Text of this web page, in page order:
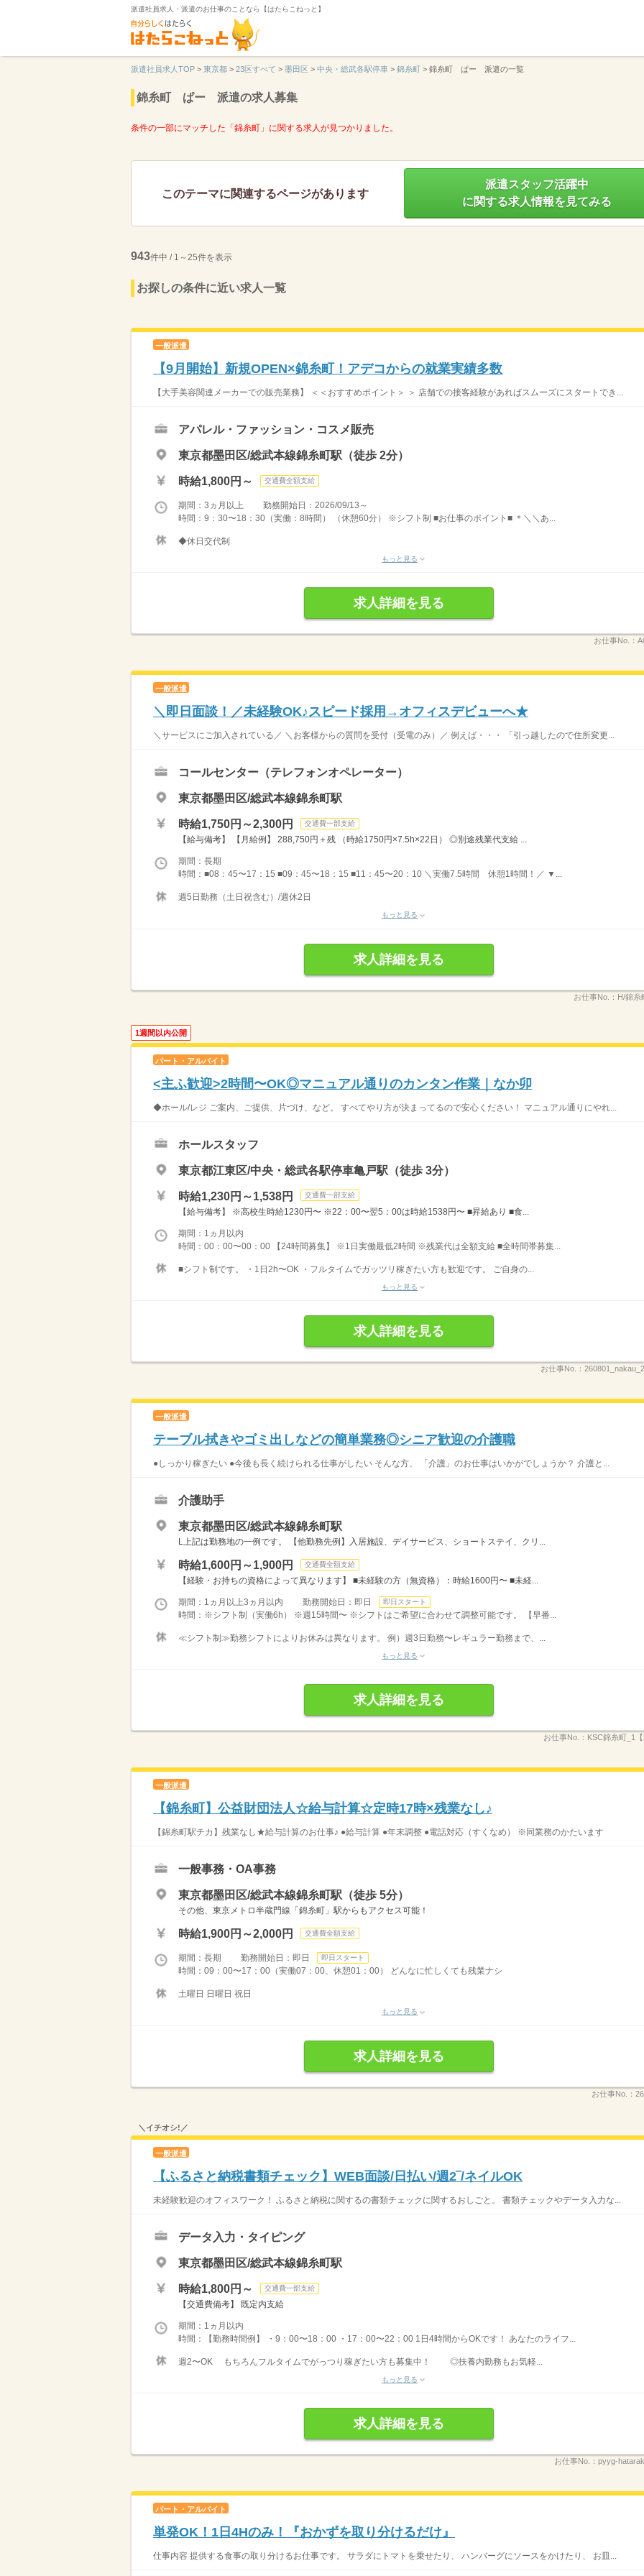
派遣社員求人・派遣のお仕事のことなら【はたらこねっと】
派遣社員求人TOP > 東京都 > 23区すべて > 墨田区 > 中央・総武各駅停車 > 錦糸町 > 錦糸町 ぱー 派遣の一覧
錦糸町 ぱー 派遣の求人募集
条件の一部にマッチした「錦糸町」に関する求人が見つかりました。
このテーマに関連するページがあります
派遣スタッフ活躍中
に関する求人情報を見てみる
943件中 / 1～25件を表示
お探しの条件に近い求人一覧
一般派遣
【9月開始】新規OPEN×錦糸町！アデコからの就業実績多数
【大手美容関連メーカーでの販売業務】 ＜＜おすすめポイント＞ ＞ 店舗での接客経験があればスムーズにスタートでき...
アパレル・ファッション・コスメ販売
東京都墨田区/総武本線錦糸町駅（徒歩 2分）
時給1,800円～ 交通費全額支給
期間：3ヵ月以上 勤務開始日：2026/09/13～
時間：9：30〜18：30（実働：8時間） （休憩60分） ※シフト制 ■お仕事のポイント■ ＊＼＼あ...
◆休日交代制
もっと見る
求人詳細を見る
お仕事No.：
一般派遣
＼即日面談！／未経験OK♪スピード採用→オフィスデビューへ★
＼サービスにご加入されている／ ＼お客様からの質問を受付（受電のみ）／ 例えば・・・ 「引っ越したので住所変更...
コールセンター（テレフォンオペレーター）
東京都墨田区/総武本線錦糸町駅
時給1,750円～2,300円 交通費一部支給
【給与備考】 【月給例】 288,750円＋残 （時給1750円×7.5h×22日） ◎別途残業代支給 ...
期間：長期
時間：■08：45〜17：15 ■09：45〜18：15 ■11：45〜20：10 ＼実働7.5時間 休憩1時間！／ ▼...
週5日勤務（土日祝含む）/週休2日
もっと見る
求人詳細を見る
お仕事No.： H/錦糸
1週間以内公開
パート・アルバイト
<主ふ歓迎>2時間〜OK◎マニュアル通りのカンタン作業｜なか卯
◆ホール/レジ ご案内、ご提供、片づけ、など。 すべてやり方が決まってるので安心ください！ マニュアル通りにやれ...
ホールスタッフ
東京都江東区/中央・総武各駅停車亀戸駅（徒歩 3分）
時給1,230円～1,538円 交通費一部支給
【給与備考】 ※高校生時給1230円〜 ※22：00〜翌5：00は時給1538円〜 ■昇給あり ■食...
期間：1ヵ月以内
時間：00：00〜00：00 【24時間募集】 ※1日実働最低2時間 ※残業代は全額支給 ■全時間帯募集...
■シフト制です。 ・1日2h〜OK ・フルタイムでガッツリ稼ぎたい方も歓迎です。 ご自身の...
もっと見る
求人詳細を見る
お仕事No.：
一般派遣
テーブル拭きやゴミ出しなどの簡単業務◎シニア歓迎の介護職
●しっかり稼ぎたい ●今後も長く続けられる仕事がしたい そんな方、 「介護」のお仕事はいかがでしょうか？ 介護と...
介護助手
東京都墨田区/総武本線錦糸町駅
L上記は勤務地の一例です。 【他勤務先例】入居施設、デイサービス、ショートステイ、クリ...
時給1,600円～1,900円 交通費全額支給
【経験・お持ちの資格によって異なります】 ■未経験の方（無資格）：時給1600円〜 ■未経...
期間：1ヵ月以上3ヵ月以内 勤務開始日：即日 即日スタート
時間：※シフト制（実働6h） ※週15時間〜 ※シフトはご希望に合わせて調整可能です。 【早番...
≪シフト制≫勤務シフトによりお休みは異なります。 例）週3日勤務〜レギュラー勤務まで、...
もっと見る
求人詳細を見る
お仕事No.： KSC錦糸町_1【
一般派遣
【錦糸町】公益財団法人☆給与計算☆定時17時×残業なし♪
【錦糸町駅チカ】残業なし★給与計算のお仕事♪ ●給与計算 ●年末調整 ●電話対応（すくなめ） ※同業務のかたいます
一般事務・OA事務
東京都墨田区/総武本線錦糸町駅（徒歩 5分）
その他、東京メトロ半蔵門線「錦糸町」駅からもアクセス可能！
時給1,900円～2,000円 交通費全額支給
期間：長期 勤務開始日：即日 即日スタート
時間：09：00〜17：00（実働07：00、休憩01：00） どんなに忙しくても残業ナシ
土曜日 日曜日 祝日
もっと見る
求人詳細を見る
お仕事No.：
＼イチオシ!／
一般派遣
【ふるさと納税書類チェック】WEB面談/日払い/週2‾/ネイルOK
未経験歓迎のオフィスワーク！ ふるさと納税に関するの書類チェックに関するおしごと。 書類チェックやデータ入力な...
データ入力・タイピング
東京都墨田区/総武本線錦糸町駅
時給1,800円～ 交通費一部支給
【交通費備考】 既定内支給
期間：1ヵ月以内
時間：【勤務時間例】 ・9：00〜18：00 ・17：00〜22：00 1日4時間からOKです！ あなたのライフ...
週2〜OK もちろんフルタイムでがっつり稼ぎたい方も募集中！ ◎扶養内勤務もお気軽...
もっと見る
求人詳細を見る
お仕事No.： pyyg-
パート・アルバイト
単発OK！1日4Hのみ！『おかずを取り分けるだけ』
仕事内容 提供する食事の取り分けるお仕事です。 サラダにトマトを乗せたり、 ハンバーグにソースをかけたり、 お皿...